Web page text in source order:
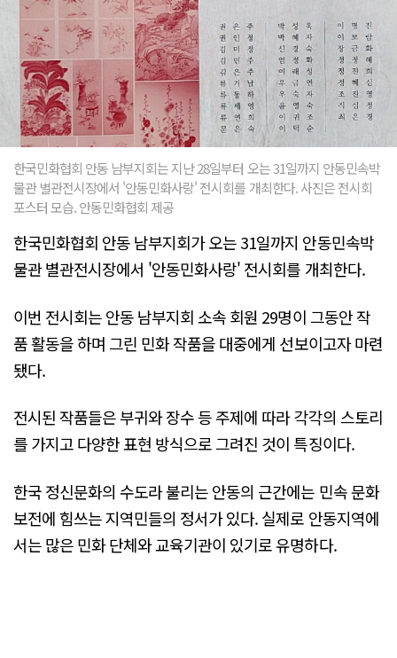
한국민화협회 안동 남부지회는 지난 28일부터 오는 31일까지 안동민속박
물관 별관전시장에서 '안동민화사랑' 전시회를 개최한다. 사진은 전시회
포스터 모습. 안동민화협회 제공
한국민화협회 안동 남부지회가 오는 31일까지 안동민속박
물관 별관전시장에서 '안동민화사랑' 전시회를 개최한다.
이번 전시회는 안동 남부지회 소속 회원 29명이 그동안 작
품 활동을 하며 그린 민화 작품을 대중에게 선보이고자 마련
됐다.
전시된 작품들은 부귀와 장수 등 주제에 따라 각각의 스토리
를 가지고 다양한 표현 방식으로 그려진 것이 특징이다.
한국 정신문화의 수도라 불리는 안동의 근간에는 민속 문화
보전에 힘쓰는 지역민들의 정서가 있다. 실제로 안동지역에
서는 많은 민화 단체와 교육기관이 있기로 유명하다.